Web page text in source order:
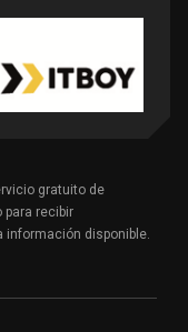
gratuito de
para recibir
información disponible.